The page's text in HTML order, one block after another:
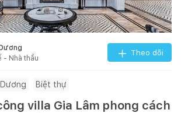
- Nhà thầu
Theo dõi
Biệt thự
villa Gia Lâm phong cách